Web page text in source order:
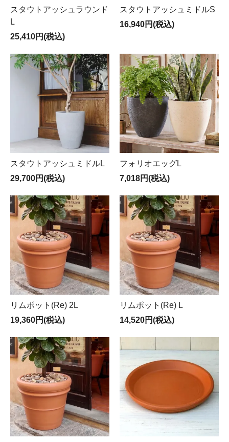
スタウトアッシュラウンド
L
25,410円(税込)
スタウトアッシュミドルS
16,940円(税込)
スタウトアッシュミドルL
29,700円(税込)
フォリオエッグL
7,018円(税込)
リムポット(Re) 2L
19,360円(税込)
リムポット(Re) L
14,520円(税込)